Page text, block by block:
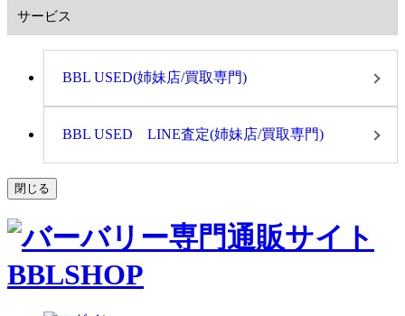
サービス
BBL USED(姉妹店/買取専門)
BBL USED LINE査定(姉妹店/買取専門)
閉じる